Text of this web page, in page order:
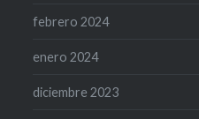
febrero 2024
enero 2024
diciembre 2023